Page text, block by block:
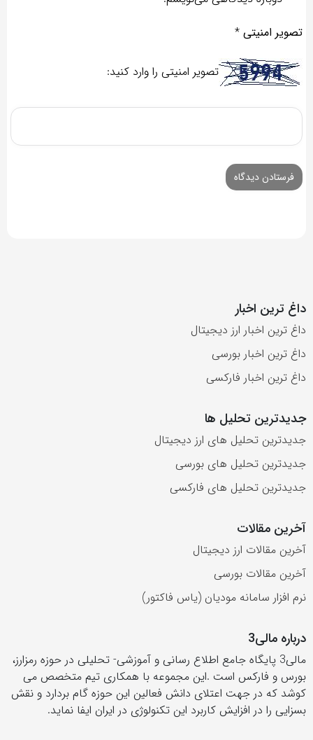
تصویر امنیتی *
تصویر امنیتی را وارد کنید:
داغ ترین اخبار
داغ ترین اخبار ارز دیجیتال
داغ ترین اخبار بورسی
داغ ترین اخبار فارکسی
جدیدترین تحلیل ها
جدیدترین تحلیل های ارز دیجیتال
جدیدترین تحلیل های بورسی
جدیدترین تحلیل های فارکسی
آخرین مقالات
آخرین مقالات ارز دیجیتال
آخرین مقالات بورسی
نرم افزار سامانه مودیان (یاس فاکتور)
درباره مالی3
مالی3 پایگاه جامع اطلاع رسانی و آموزشی- تحلیلی در حوزه رمزارز،
بورس و فارکس است .این مجموعه با همکاری تیم متخصص می
کوشد که در جهت اعتلای دانش فعالین این حوزه گام بردارد و نقش
بسزایی را در افزایش کاربرد این تکنولوژی در ایران ایفا نماید.